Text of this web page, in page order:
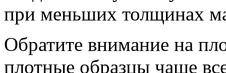
при меньших толщинах
Обратите внимание на
плотные образцы чаще